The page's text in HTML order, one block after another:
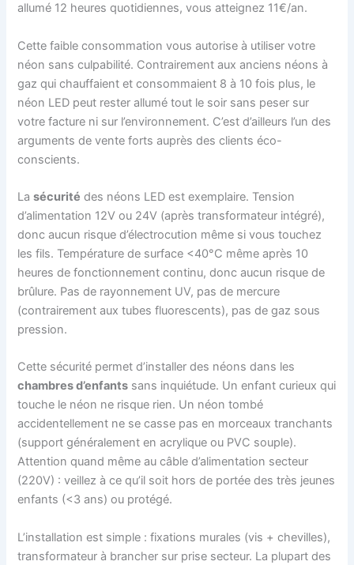
allumé 12 heures quotidiennes, vous atteignez 11€/an.
Cette faible consommation vous autorise à utiliser votre
néon sans culpabilité. Contrairement aux anciens néons à
gaz qui chauffaient et consommaient 8 à 10 fois plus, le
néon LED peut rester allumé tout le soir sans peser sur
votre facture ni sur l’environnement. C’est d’ailleurs l’un des
arguments de vente forts auprès des clients éco-
conscients.
Lasécurité des néons LED est exemplaire. Tension
d’alimentation 12V ou 24V (après transformateur intégré),
donc aucun risque d’électrocution même si vous touchez
les fils. Température de surface <40°C même après 10
heures de fonctionnement continu, donc aucun risque de
brûlure. Pas de rayonnement UV, pas de mercure
(contrairement aux tubes fluorescents), pas de gaz sous
pression.
Cette sécurité permet d’installer des néons dans les
chambres d’enfants sans inquiétude. Un enfant curieux qui
touche le néon ne risque rien. Un néon tombé
accidentellement ne se casse pas en morceaux tranchants
(support généralement en acrylique ou PVC souple).
Attention quand même au câble d’alimentation secteur
(220V) : veillez à ce qu’il soit hors de portée des très jeunes
enfants (<3 ans) ou protégé.
L’installation est simple : fixations murales (vis + chevilles),
transformateur à brancher sur prise secteur. La plupart des